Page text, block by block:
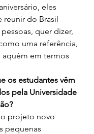
eles
reunir do Brasil
quer dizer,
uma referência,
aquém em termos
os estudantes vêm
pela Universidade
projeto novo
pequenas